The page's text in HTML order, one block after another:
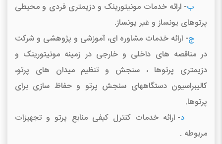
ب- ارائه خدمات مونیتورینک و دزیمتری فردی و محیطی
پرتوهای یونساز و غیر یونساز.
ج- ارائه خدمات مشاوره ای، آموزشی و پژوهشی و شرکت
در مناقصه های داخلی و خارجی در زمینه مونیتورینک و
دزیمتری پرتوها ، سنجش و تنظیم میدان های پرتو،
کالیبراسیون دستگاههای سنجش پرتو و حفاظ سازی برای
پرتوها.
د- ارائه خدمات کنترل کیفی منابع پرتو و تجهیزات
مربوطه .